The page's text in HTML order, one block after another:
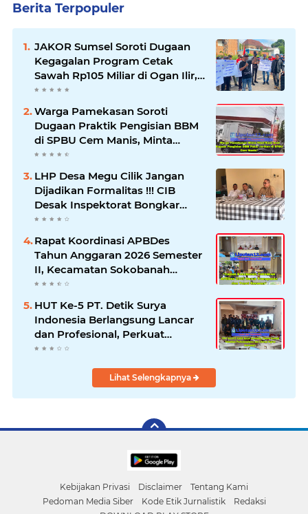
Berita Terpopuler
JAKOR Sumsel Soroti Dugaan
Kegagalan Program Cetak
Sawah Rp105 Miliar di Ogan Ilir,
Desak Kadis Pertanian Mundur
Warga Pamekasan Soroti
Dugaan Praktik Pengisian BBM
di SPBU Cem Manis, Minta
Klarifikasi dan Pengawasan
LHP Desa Megu Cilik Jangan
Dijadikan Formalitas !!! CIB
Desak Inspektorat Bongkar
Seluruh Fakta dan Hentikan
Dugaan Permainan Oknum
Rapat Koordinasi APBDes
Tahun Anggaran 2026 Semester
II, Kecamatan Sokobanah
Libatkan 12 Desa
HUT Ke-5 PT. Detik Surya
Indonesia Berlangsung Lancar
dan Profesional, Perkuat
Kompetensi Wartawan
Lihat Selengkapnya
Kebijakan Privasi Disclaimer
Tentang Kami
Pedoman Media Siber
Kode Etik Jurnalistik
Redaksi